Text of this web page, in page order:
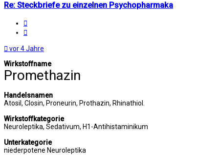
Re: Steckbriefe zu einzelnen Psychopharmaka
vor 4 Jahre
Wirkstoffname
Promethazin
Handelsnamen
Atosil, Closin, Proneurin, Prothazin, Rhinathiol.
Wirkstoffkategorie
Neuroleptika, Sedativum, H1-Antihistaminikum
Unterkategorie
niederpotene Neuroleptika